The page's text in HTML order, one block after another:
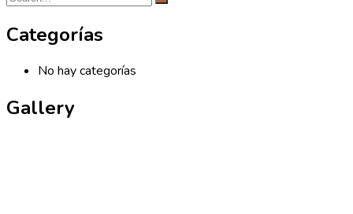
Categorías
No hay categorías
Gallery